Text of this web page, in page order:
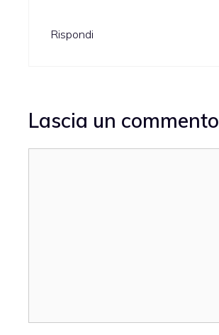
Rispondi
Lascia un commento